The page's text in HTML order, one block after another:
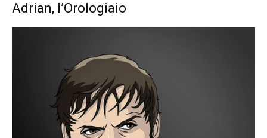
Adrian, l’Orologiaio